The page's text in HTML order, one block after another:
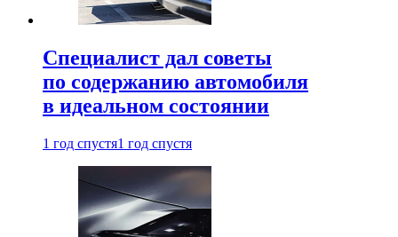
Специалист дал советы
по содержанию автомобиля
в идеальном состоянии
1 год спустя1 год спустя